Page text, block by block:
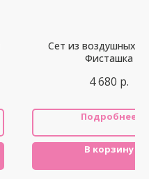
Сет из воздушных
Фисташка
4 680 р.
Подробнее
В корзину